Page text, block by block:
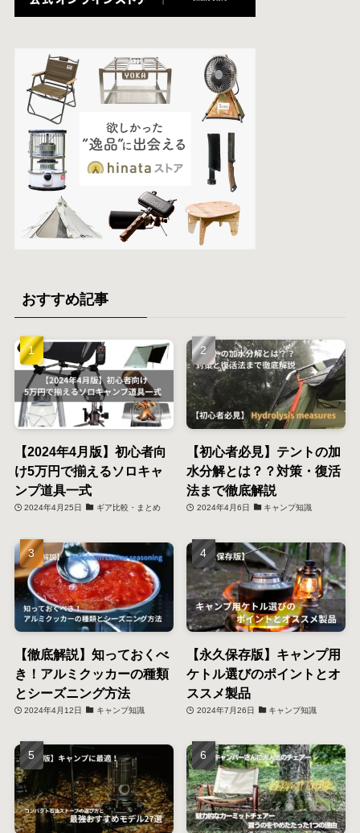
おすすめ記事
【2024年4月版】初心者向
け5万円で揃えるソロキャ
ンプ道具一式
2024年4月25日 ギア比較・まとめ
【初心者必見】テントの加
水分解とは？？対策・復活
法まで徹底解説
2024年4月6日 キャンプ知識
【徹底解説】知っておくべ
き！アルミクッカーの種類
とシーズニング方法
2024年4月12日 キャンプ知識
【永久保存版】キャンプ用
ケトル選びのポイントとオ
ススメ製品
2024年7月26日 キャンプ知識